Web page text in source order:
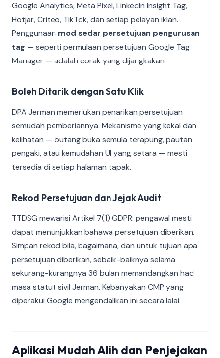
Google Analytics, Meta Pixel, LinkedIn Insight Tag,
Hotjar, Criteo, TikTok, dan setiap pelayan iklan.
Penggunaan mod sedar persetujuan pengurusan
tag — seperti permulaan persetujuan Google Tag
Manager — adalah corak yang dijangkakan.
Boleh Ditarik dengan Satu Klik
DPA Jerman memerlukan penarikan persetujuan
semudah pemberiannya. Mekanisme yang kekal dan
kelihatan — butang buka semula terapung, pautan
pengaki, atau kemudahan UI yang setara — mesti
tersedia di setiap halaman tapak.
Rekod Persetujuan dan Jejak Audit
TTDSG mewarisi Artikel 7(1) GDPR: pengawal mesti
dapat menunjukkan bahawa persetujuan diberikan.
Simpan rekod bila, bagaimana, dan untuk tujuan apa
persetujuan diberikan, sebaik-baiknya selama
sekurang-kurangnya 36 bulan memandangkan had
masa statut sivil Jerman. Kebanyakan CMP yang
diperakui Google mengendalikan ini secara lalai.
Aplikasi Mudah Alih dan Penjejakan